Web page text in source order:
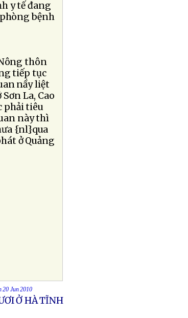
y tế đang
bệnh
thôn
tiếp tục
nầy liệt
La, Cao
phải tiêu
này thì
{nl}qua
ở Quảng
20 Jun 2010
Ở HÀ TĨNH